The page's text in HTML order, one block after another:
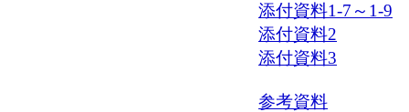
添付資料1-7～1-9
添付資料2
添付資料3
参考資料